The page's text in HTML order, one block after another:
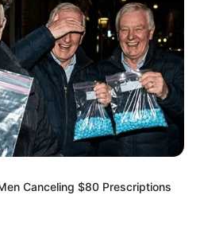
Canceling $80 Prescriptions